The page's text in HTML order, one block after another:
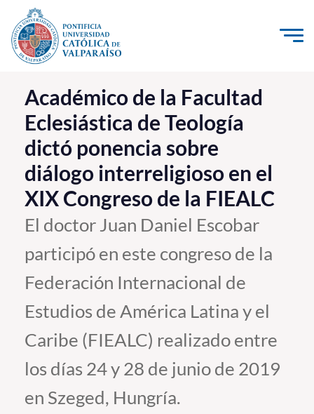
Click acá para ir directamente al contenido
La Universidad
Investigación, Creación e Innovación
PUCV Internacional
Vinculación con el Medio
Admisión
Pregrado
Postgrado
Formación Continua
Académicos
Funcionarios
Académico de la Facultad
Eclesiástica de Teología
dictó ponencia sobre
diálogo interreligioso en el
XIX Congreso de la FIEALC
El doctor Juan Daniel Escobar
participó en este congreso de la
Federación Internacional de
Estudios de América Latina y el
Caribe (FIEALC) realizado entre
los días 24 y 28 de junio de 2019
en Szeged, Hungría.